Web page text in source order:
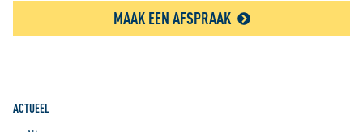
MAAK EEN AFSPRAAK
ACTUEEL